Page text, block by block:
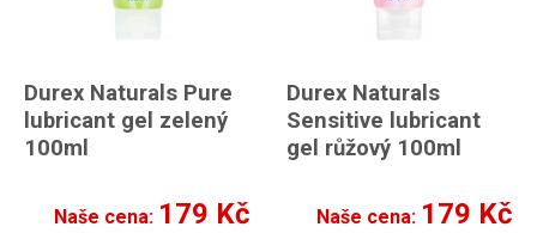
Durex Naturals Pure
lubricant gel zelený
100ml
Naše cena: 179 Kč
Durex Naturals
Sensitive lubricant
gel růžový 100ml
Naše cena: 179 Kč